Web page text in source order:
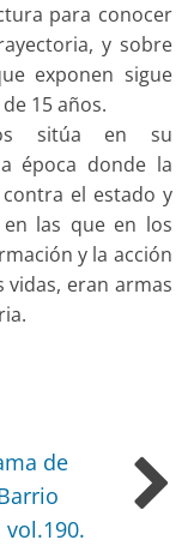
para conocer
y sobre
exponen sigue
15 años.
sitúa en su
época donde la
el estado y
las que en los
y la acción
eran armas
de
vol.190.